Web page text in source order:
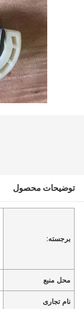
توضیحات محصول
برجسته:
محل منبع
نام تجاری